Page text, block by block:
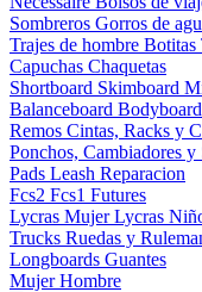
Sombreros Gorros de
Trajes de hombre Botitas
Capuchas Chaquetas
Shortboard Skimboard
Balanceboard
Remos Cintas, Racks y
Ponchos, Cambiadores y
Pads Leash Reparacion
Fcs2 Fcs1 Futures
Lycras MujerLycras
Trucks Ruedas y
Longboards Guantes
MujerHombre